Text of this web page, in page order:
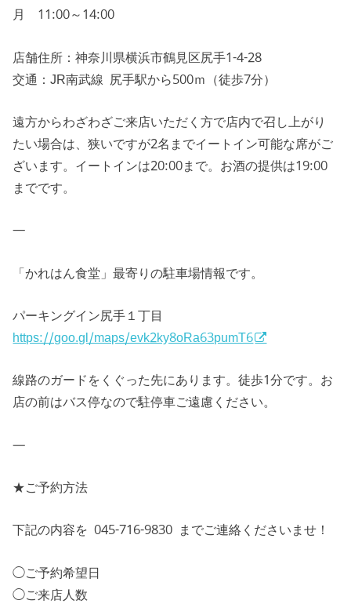
月 11:00～14:00
店舗住所：神奈川県横浜市鶴見区尻手1-4-28
交通：JR南武線 尻手駅から500ｍ（徒歩7分）
遠方からわざわざご来店いただく方で店内で召し上がり
たい場合は、狭いですが2名までイートイン可能な席がご
ざいます。イートインは20:00まで。お酒の提供は19:00
までです。
—
「かれはん食堂」最寄りの駐車場情報です。
パーキングイン尻手１丁目
https://goo.gl/maps/evk2ky8oRa63pumT6
線路のガードをくぐった先にあります。徒歩1分です。お
店の前はバス停なので駐停車ご遠慮ください。
—
★ご予約方法
下記の内容を 045-716-9830 までご連絡くださいませ！
◯ご予約希望日
◯ご来店人数